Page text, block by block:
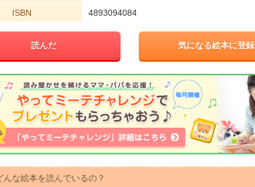
ISBN
4893094084
読んだ 気になる絵本に登録
んな絵本を読んでいるの？